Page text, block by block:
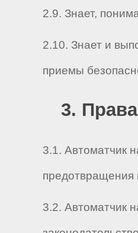
2.9. Знает,
2.10. Знает и
приемы
3. Права
3.1. Автоматчик
предотвращения
3.2. Автоматчик